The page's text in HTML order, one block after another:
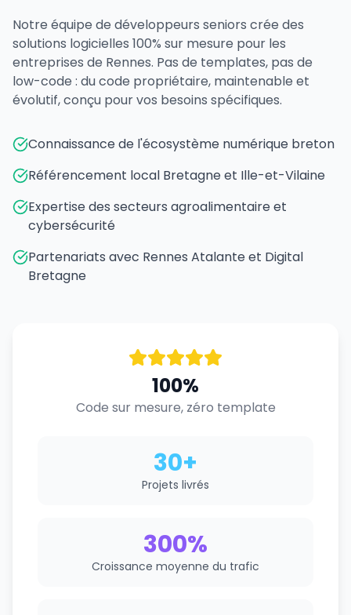
Notre équipe de développeurs seniors crée des
solutions logicielles 100% sur mesure pour les
entreprises de Rennes. Pas de templates, pas de
low-code : du code propriétaire, maintenable et
évolutif, conçu pour vos besoins spécifiques.
Connaissance de l'écosystème numérique breton
Référencement local Bretagne et Ille-et-Vilaine
Expertise des secteurs agroalimentaire et
cybersécurité
Partenariats avec Rennes Atalante et Digital
Bretagne
100%
Code sur mesure, zéro template
30+
Projets livrés
300%
Croissance moyenne du trafic